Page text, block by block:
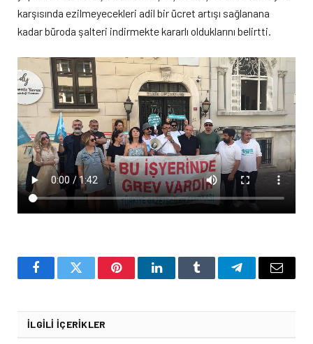
karşısında ezilmeyecekleri adil bir ücret artışı sağlanana
kadar büroda şalteri indirmekte kararlı olduklarını belirtti.
FacebookTwitter PinterestLinkedInTumblr TelegramEmail
İLGILI İÇERIKLER